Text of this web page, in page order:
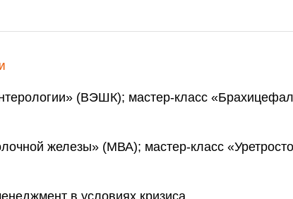
(ВЭШК); мастер-класс
железы» (МВА); мастер-класс
в условиях кризиса